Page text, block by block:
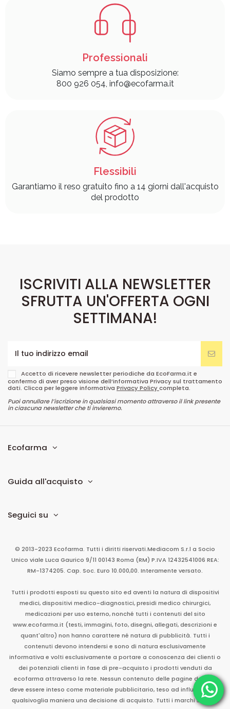
Professionali
Siamo sempre a tua disposizione:
800 926 054, info@ecofarma.it
Flessibili
Garantiamo il reso gratuito fino a 14 giorni dall'acquisto
del prodotto
ISCRIVITI ALLA NEWSLETTER
SFRUTTA UN'OFFERTA OGNI
SETTIMANA!
Accetto di ricevere newsletter periodiche da EcoFarma.it e
confermo di aver preso visione dell’informativa Privacy sul trattamento
dati. Clicca per leggere informativa Privacy Policycompleta.
Puoi annullare l’iscrizione in qualsiasi momento attraverso il link presente
in ciascuna newsletter che ti invieremo.
Ecofarma
Guida all'acquisto
Seguici su
© 2013-2023 Ecofarma. Tutti i diritti riservati.Mediacom S.r.l a Socio
Unico viale Luca Gaurico 9/11 00143 Roma (RM) P.IVA 12432541006 REA:
RM-1374205. Cap. Soc. Euro 10.000,00. Interamente versato.
Tutti i prodotti esposti su questo sito ed aventi la natura di dispositivi
medici, dispositivi medico-diagnostici, presidi medico chirurgici,
medicazioni per uso esterno, nonché tutti i contenuti del sito
www.ecofarma.it (testi, immagini, foto, disegni, allegati, descrizioni e
quant'altro) non hanno carattere né natura di pubblicità. Tutti i
contenuti devono intendersi e sono di natura esclusivamente
informativa e volti esclusivamente a portare a conoscenza dei clienti o
dei potenziali clienti in fase di pre-acquisto i prodotti venduti da
ecofarma attraverso la rete. Nessun contenuto delle pagine del sito
deve essere inteso come materiale pubblicitario, teso ad influenzare in
qualsivoglia maniera una decisione di acquisto. Tutti i marchi sono di